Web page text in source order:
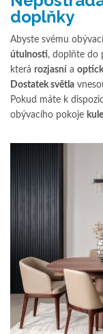
doplňky
Abyste svému
útulnosti, doplňte do
která rozjasní a
Dostatek světla
Pokud máte k
obývacího pokoje